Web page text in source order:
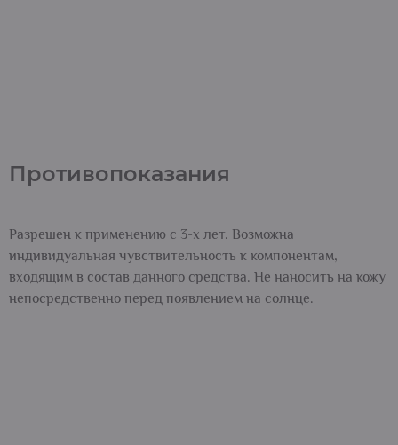
Противопоказания
Разрешен к применению с 3-х лет. Возможна
индивидуальная чувствительность к компонентам,
входящим в состав данного средства. Не наносить на кожу
непосредственно перед появлением на солнце.